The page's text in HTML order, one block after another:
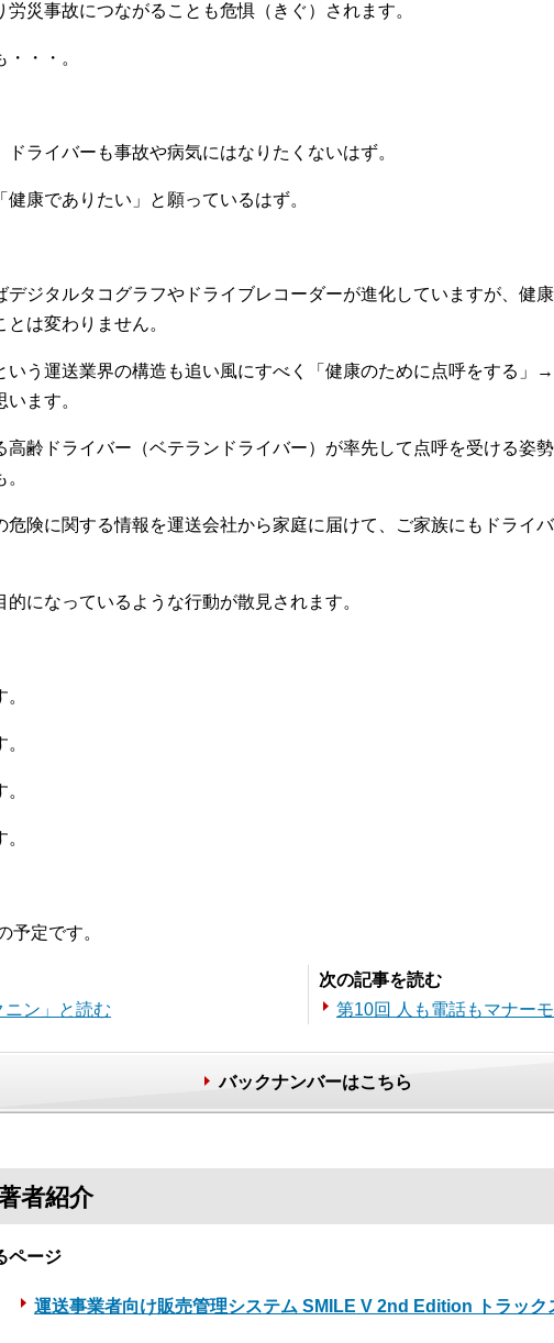
災事故につながることも危惧（きぐ）されます。
・・。
ライバーも事故や病気にはなりたくないはず。
康でありたい」と願っているはず。
デジタルタコグラフやドライブレコーダーが進化していますが、健
は変わりません。
いう運送業界の構造も追い風にすべく「健康のために点呼をする」
ます。
高齢ドライバー（ベテランドライバー）が率先して点呼を受ける姿
危険に関する情報を運送会社から家庭に届けて、ご家族にもドライ
になっているような行動が散見されます。
予定です。
ン」と読む
次の記事を読む
第10回 人も電話もマナー
バックナンバーはこちら
者紹介
ページ
運送事業者向け販売管理システム SMILE V 2nd Edition トラック